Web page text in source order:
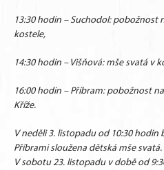
13:30 hodin – Suchodol: pobožnost
kostele,
14:30 hodin – Višňová: mše svatá v
16:00 hodin – Příbram: pobožnost
Kříže.
V neděli 3. listopadu od 10:30 hodin
Příbrami sloužena dětská mše svatá.
V sobotu 23. listopadu v době od